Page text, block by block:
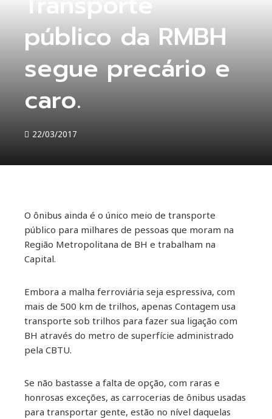
público da RMBH
segue precário e
caro.
22/03/2017
O ônibus ainda é o único meio de transporte
público para milhares de pessoas que moram na
Região Metropolitana de BH e trabalham na
Capital.
Embora a malha ferroviária seja espressiva, com
mais de 500 km de trilhos, apenas Contagem usa
transporte sob trilhos para fazer sua ligação com
BH através do metro de superfície administrado
pela CBTU.
Se não bastasse a falta de opção, com raras e
honrosas exceções, as carrocerias de ônibus usadas
para transportar gente, estão no nível daquelas